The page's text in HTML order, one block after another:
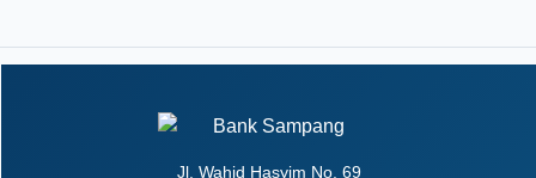
Jl. Wahid Hasyim No. 69